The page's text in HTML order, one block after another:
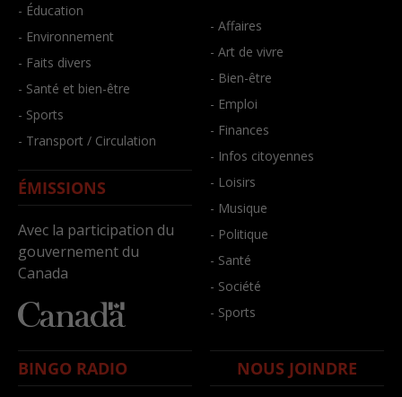
- Éducation
- Environnement
- Faits divers
- Santé et bien-être
- Sports
- Transport / Circulation
ÉMISSIONS
Avec la participation du
gouvernement du
Canada
- Affaires
- Art de vivre
- Bien-être
- Emploi
- Finances
- Infos citoyennes
- Loisirs
- Musique
- Politique
- Santé
- Société
- Sports
BINGO RADIO NOUS JOINDRE